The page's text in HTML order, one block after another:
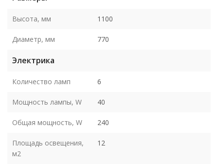
Высота, мм 1100
Диаметр, мм 770
Электрика
Количество ламп 6
Мощность лампы, W 40
Общая мощность, W 240
Площадь освещения,
м2
12